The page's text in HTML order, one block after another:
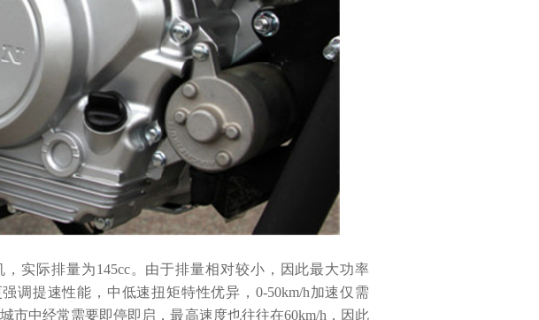
实际排量为145cc。由于排量相对较小，因此最大功率
调提速性能，中低速扭矩特性优异，0-50km/h加速仅需
市中经常需要即停即启，最高速度也往往在60km/h，因此